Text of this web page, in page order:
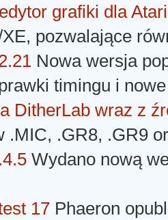
grafiki dla Atari
pozwalające
Nowa wersja
timingu i
DitherLab wraz z
.MIC, .GR8, .GR9
Wydano nową
17 Phaeron